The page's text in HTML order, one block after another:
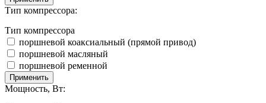
Тип компрессора:
Тип компрессора
поршневой коаксиальный (прямой привод)
поршневой масляный
поршневой ременной
Применить
Мощность, Вт: